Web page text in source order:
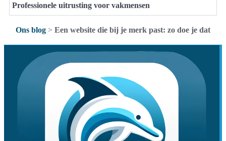
Professionele uitrusting voor vakmensen
Ons blog > Een website die bij je merk past: zo doe je dat